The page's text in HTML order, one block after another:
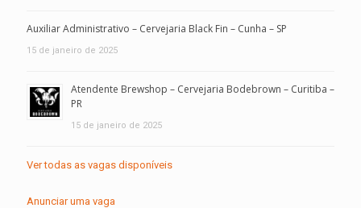
Auxiliar Administrativo – Cervejaria Black Fin – Cunha – SP
15 de janeiro de 2025
Atendente Brewshop – Cervejaria Bodebrown – Curitiba –
PR
15 de janeiro de 2025
Ver todas as vagas disponíveis
Anunciar uma vaga